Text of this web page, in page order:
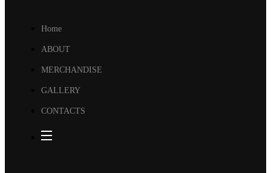
Home
ABOUT
MERCHANDISE
GALLERY
CONTACTS